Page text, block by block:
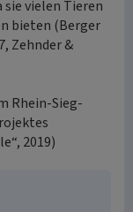
vielen Tieren
bieten (Berger
Zehnder &
Rhein-Sieg-
2019)